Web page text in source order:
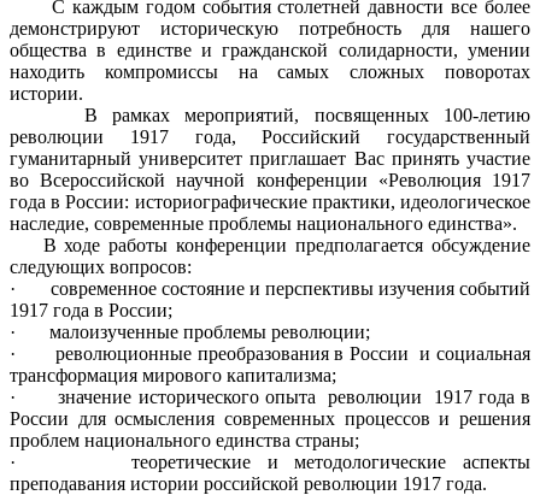
С каждым годом события столетней давности все более
демонстрируют историческую потребность для нашего
общества в единстве и гражданской солидарности, умении
находить компромиссы на самых сложных поворотах
истории.
В рамках мероприятий, посвященных 100-летию
революции 1917 года, Российский государственный
гуманитарный университет приглашает Вас принять участие
во Всероссийской научной конференции «Революция 1917
года в России: историографические практики, идеологическое
наследие, современные проблемы национального единства».
В ходе работы конференции предполагается обсуждение
следующих вопросов:
· современное состояние и перспективы изучения событий
1917 года в России;
· малоизученные проблемы революции;
· революционные преобразования в России и социальная
трансформация мирового капитализма;
· значение исторического опыта революции 1917 года в
России для осмысления современных процессов и решения
проблем национального единства страны;
· теоретические и методологические аспекты
преподавания истории российской революции 1917 года.